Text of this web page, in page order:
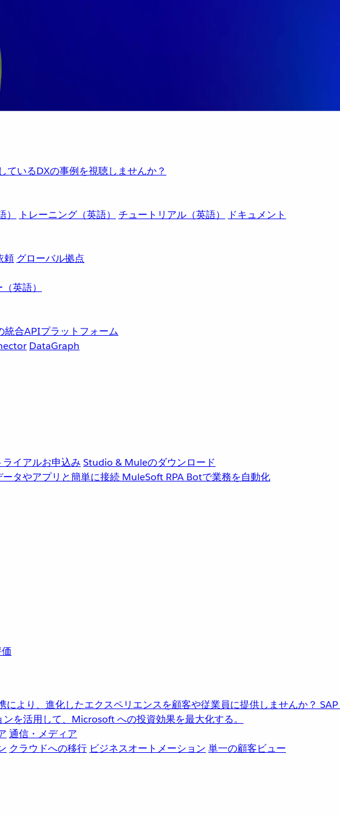
いるDXの事例を視聴しませんか？
トレーニング（英語） チュートリアル（英語）
ドキュメント
頼 グローバル拠点
英語）
統合APIプラットフォーム
DataGraph
イアルお申込み Studio & Muleのダウンロード
ータやアプリと簡単に接続 MuleSoft RPA Botで業務を自動化
により、進化したエクスペリエンスを顧客や従業員に提供しませんか？ SAP
を活用して、Microsoft への投資効果を最大化する。
通信・メディア
クラウドへの移行 ビジネスオートメーション 単一の顧客ビュー